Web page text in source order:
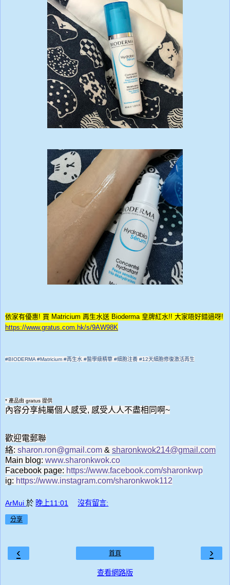
依家有優惠! 買 Matricium 再生水送 Bioderma 皇牌紅水!! 大家唔好錯過呀!
https://www.gratus.com.hk/s/9AW98K
#BIODERMA #Matricium #再生水 #醫學級精華 #細胞注養 #12天細胞修復激活再生
* 產品由 gratus 提供
內容分享純屬個人感受, 感受人人不盡相同啊~
歡迎電郵聯
絡: sharon.ron@gmail.com & sharonkwok214@gmail.com
Main blog: www.sharonkwok.co
Facebook page: https://www.facebook.com/sharonkwp
ig: https://www.instagram.com/sharonkwok112
ArMui 於 晚上11:01 沒有留言:
分享
‹ ›
首頁
查看網路版